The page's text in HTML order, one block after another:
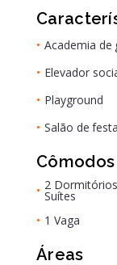
• Academia de
• Elevador
• Playground
• Salão de
Cômodos
• 2
Suítes
• 1 Vaga
Áreas